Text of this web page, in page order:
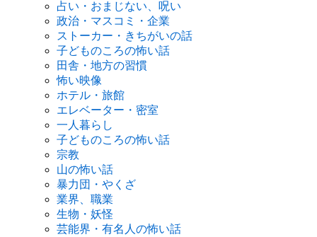
占い・おまじない、呪い
政治・マスコミ・企業
ストーカー・きちがいの話
子どものころの怖い話
田舎・地方の習慣
怖い映像
ホテル・旅館
エレベーター・密室
一人暮らし
子どものころの怖い話
宗教
山の怖い話
暴力団・やくざ
業界、職業
生物・妖怪
芸能界・有名人の怖い話